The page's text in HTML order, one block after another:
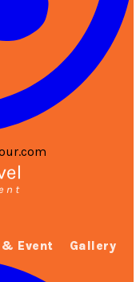
Event Gallery